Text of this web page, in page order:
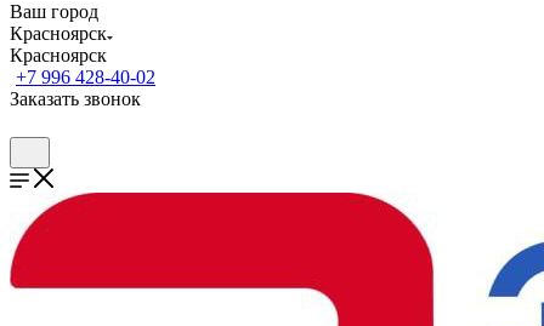
Ваш город
Красноярск
Красноярск
+7 996 428-40-02
Заказать звонок